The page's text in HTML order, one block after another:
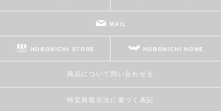
MAIL
HOBONICHI STORE HOBONICHI HOME
商品について問い合わせる
特定商取引法に基づく表記